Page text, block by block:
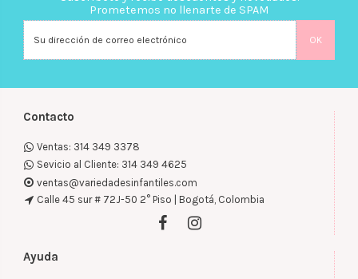
Prometemos no llenarte de SPAM
Contacto
Ventas: 314 349 3378
Sevicio al Cliente: 314 349 4625
ventas@variedadesinfantiles.com
Calle 45 sur # 72J-50 2° Piso | Bogotá, Colombia
Ayuda